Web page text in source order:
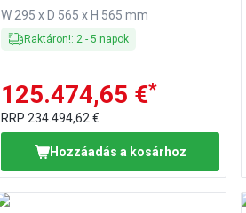
W 295 x D 565 x H 565 mm
Raktáron!: 2 -5 napok
125.474,65 €*
RRP234.494,62 €
Hozzáadás a kosárhoz